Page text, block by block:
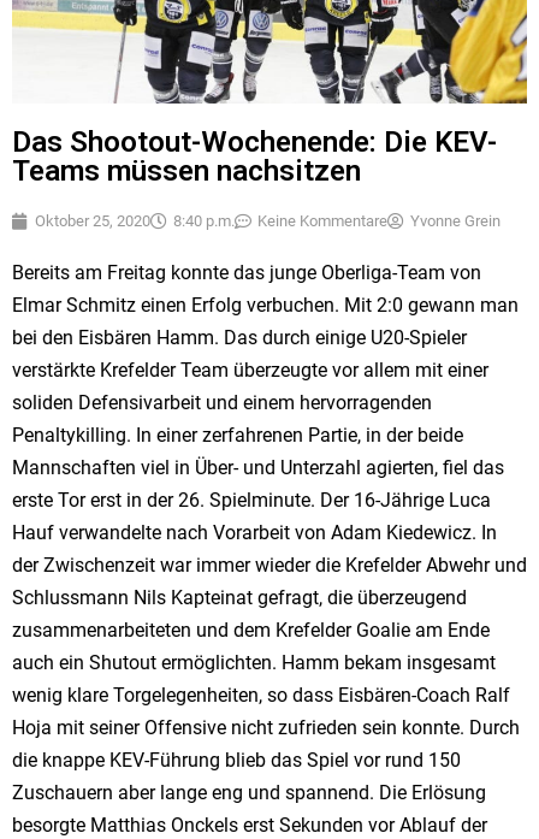
Das Shootout-Wochenende: Die KEV-
Teams müssen nachsitzen
Oktober 25, 2020 8:40 p.m. Keine Kommentare Yvonne Grein
Bereits am Freitag konnte das junge Oberliga-Team von
Elmar Schmitz einen Erfolg verbuchen. Mit 2:0 gewann man
bei den Eisbären Hamm. Das durch einige U20-Spieler
verstärkte Krefelder Team überzeugte vor allem mit einer
soliden Defensivarbeit und einem hervorragenden
Penaltykilling. In einer zerfahrenen Partie, in der beide
Mannschaften viel in Über- und Unterzahl agierten, fiel das
erste Tor erst in der 26. Spielminute. Der 16-Jährige Luca
Hauf verwandelte nach Vorarbeit von Adam Kiedewicz. In
der Zwischenzeit war immer wieder die Krefelder Abwehr und
Schlussmann Nils Kapteinat gefragt, die überzeugend
zusammenarbeiteten und dem Krefelder Goalie am Ende
auch ein Shutout ermöglichten. Hamm bekam insgesamt
wenig klare Torgelegenheiten, so dass Eisbären-Coach Ralf
Hoja mit seiner Offensive nicht zufrieden sein konnte. Durch
die knappe KEV-Führung blieb das Spiel vor rund 150
Zuschauern aber lange eng und spannend. Die Erlösung
besorgte Matthias Onckels erst Sekunden vor Ablauf der